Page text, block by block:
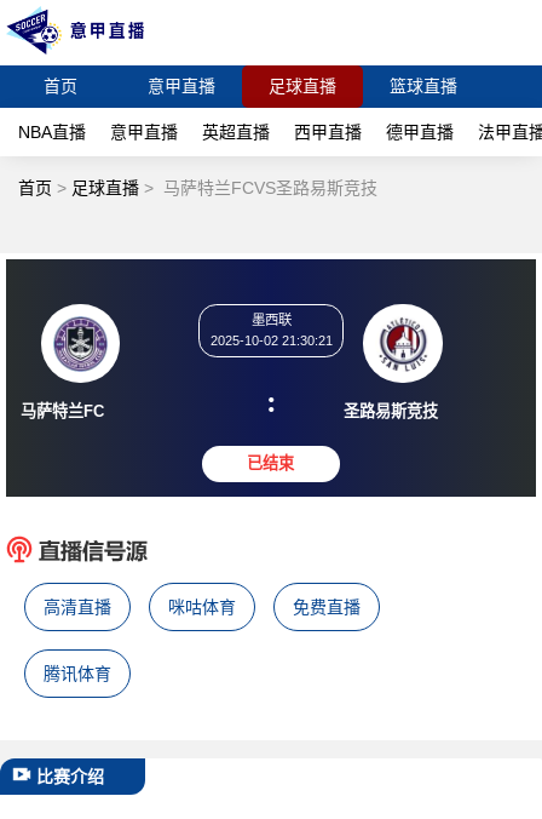
首页 意甲直播 足球直播 篮球直播
NBA直播 意甲直播 英超直播 西甲直播 德甲直播 法甲直
首页 > 足球直播 > 马萨特兰FCVS圣路易斯竞技
马萨特兰FC
2025-10-02 21:30:21
: 圣路易斯竞技
高清直播 咪咕体育 免费直播
腾讯体育
比赛介绍